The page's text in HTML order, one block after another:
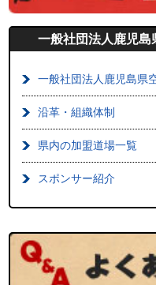
一般社団法人鹿児島
一般社団法人鹿児島県
沿革・組織体制
県内の加盟道場一覧
スポンサー紹介